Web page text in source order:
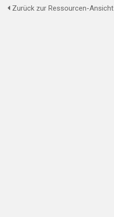
Zurück zur Ressourcen-Ansicht